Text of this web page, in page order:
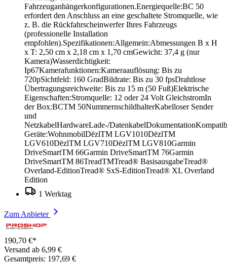
Fahrzeuganhängerkonfigurationen.Energiequelle:BC 50
erfordert den Anschluss an eine geschaltete Stromquelle, wie
z. B. die Rückfahrscheinwerfer Ihres Fahrzeugs
(professionelle Installation
empfohlen).Spezifikationen:Allgemein:Abmessungen B x H
x T: 2,50 cm x 2,18 cm x 1,70 cmGewicht: 37,4 g (nur
Kamera)Wasserdichtigkeit:
Ip67Kamerafunktionen:Kameraauflösung: Bis zu
720pSichtfeld: 160 GradBildrate: Bis zu 30 fpsDrahtlose
Übertragungsreichweite: Bis zu 15 m (50 Fuß)Elektrische
Eigenschaften:Stromquelle: 12 oder 24 Volt GleichstromIn
der Box:BCTM 50NummernschildhalterKabelloser Sender
und
NetzkabelHardwareLade-/
Geräte:WohnmobilDēzlTM LGV1010DēzlTM
LGV610DēzlTM LGV710DēzlTM LGV810Garmin
DriveSmartTM 66Garmin DriveSmartTM 76Garmin
DriveSmartTM 86TreadTMTread® BasisausgabeTread®
Overland-EditionTread® SxS-EditionTread® XL Overland
Edition
1 Werktag
Zum Anbieter
190,70 €*
Versand ab 6,99 €
Gesamtpreis: 197,69 €